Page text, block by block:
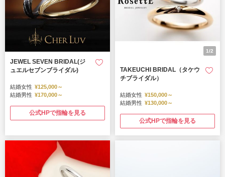
JEWEL SEVEN BRIDAL(ジ
ュエルセブンブライダル)
結婚女性 ¥125,000～
結婚男性 ¥170,000～
公式HPで指輪を見る
1/2
TAKEUCHI BRIDAL（タケウ
チブライダル）
結婚女性 ¥150,000～
結婚男性 ¥130,000～
公式HPで指輪を見る